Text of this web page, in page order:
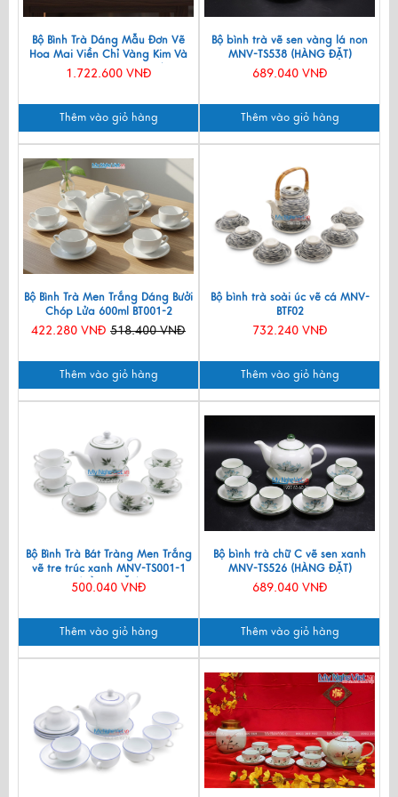
Bộ Bình Trà Dáng Mẫu Đơn Vẽ
Hoa Mai Viền Chỉ Vàng Kim Và
Hũ Trà MNV-HBT1223/8
1.722.600 VNĐ
Thêm vào giỏ hàng
Bộ bình trà vẽ sen vàng lá non
MNV-TS538 (HÀNG ĐẶT)
689.040 VNĐ
Thêm vào giỏ hàng
Bộ Bình Trà Men Trắng Dáng Bưởi
Chóp Lửa 600ml BT001-2
422.280 VNĐ 518.400 VNĐ
Thêm vào giỏ hàng
Bộ bình trà soài úc vẽ cá MNV-
BTF02
732.240 VNĐ
Thêm vào giỏ hàng
Bộ Bình Trà Bát Tràng Men Trắng
vẽ tre trúc xanh MNV-TS001-1
(HÀNG ĐẶT)
500.040 VNĐ
Thêm vào giỏ hàng
Bộ bình trà chữ C vẽ sen xanh
MNV-TS526 (HÀNG ĐẶT)
689.040 VNĐ
Thêm vào giỏ hàng